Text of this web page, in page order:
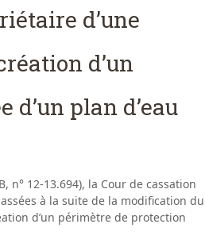
d’une
d’un
plan d’eau
n° 12-13.694), la Cour de cassation
à la suite de la modification du
d’un périmètre de protection